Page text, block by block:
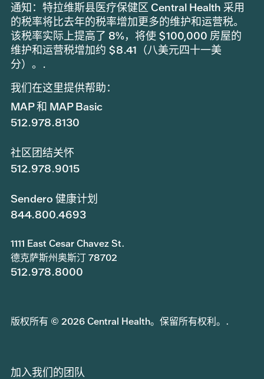
通知：特拉维斯县医疗保健区 Central Health 采用
的税率将比去年的税率增加更多的维护和运营税。
该税率实际上提高了 8%，将使 $100,000 房屋的
维护和运营税增加约 $8.41（八美元四十一美
分）。.
我们在这里提供帮助：
MAP 和 MAP Basic
512.978.8130
社区团结关怀
512.978.9015
Sendero 健康计划
844.800.4693
1111 East Cesar Chavez St.
德克萨斯州奥斯汀 78702
512.978.8000
版权所有 © 2026 Central Health。保留所有权利。.
加入我们的团队